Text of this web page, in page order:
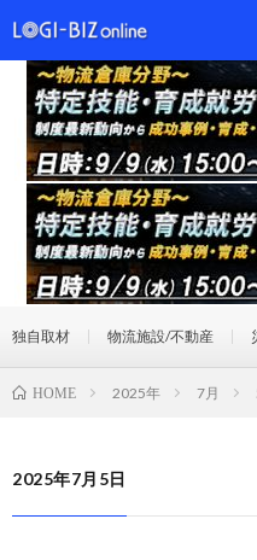
独自取材 物流施設/不動産
HOME 2025年 7月
2025年7月5日